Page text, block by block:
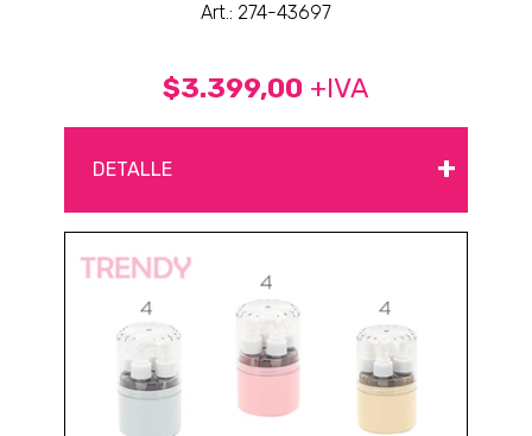
Art.: 274-43697
$3.399,00 +IVA
DETALLE +